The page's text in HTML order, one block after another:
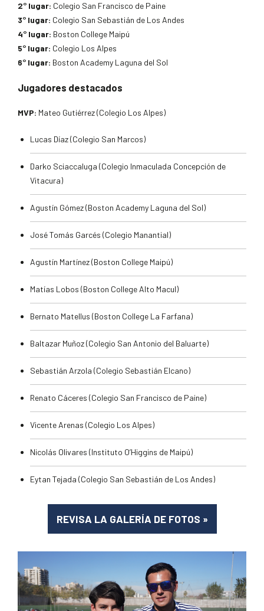
2° lugar: Colegio San Francisco de Paine
3° lugar: Colegio San Sebastián de Los Andes
4° lugar: Boston College Maipú
5° lugar: Colegio Los Alpes
6° lugar: Boston Academy Laguna del Sol
Jugadores destacados
MVP: Mateo Gutiérrez (Colegio Los Alpes)
Lucas Díaz (Colegio San Marcos)
Darko Sciaccaluga (Colegio Inmaculada Concepción de
Vitacura)
Agustín Gómez (Boston Academy Laguna del Sol)
José Tomás Garcés (Colegio Manantial)
Agustín Martínez (Boston College Maipú)
Matías Lobos (Boston College Alto Macul)
Bernato Matellus (Boston College La Farfana)
Baltazar Muñoz (Colegio San Antonio del Baluarte)
Sebastián Arzola (Colegio Sebastián Elcano)
Renato Cáceres (Colegio San Francisco de Paine)
Vicente Arenas (Colegio Los Alpes)
Nicolás Olivares (Instituto O’Higgins de Maipú)
Eytan Tejada (Colegio San Sebastián de Los Andes)
REVISA LA GALERÍA DE FOTOS »